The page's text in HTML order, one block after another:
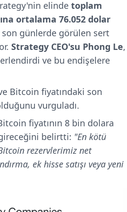
elinde toplam
ortalama 76.052 dolar
son günlerde görülen sert
Strategy CEO'su Phong Le,
ve bu endişelere
Bitcoin fiyatındaki son
vurguladı.
fiyatının 8 bin dolara
belirtti: "En kötü
rezervlerimiz net
ek hisse satışı veya yeni